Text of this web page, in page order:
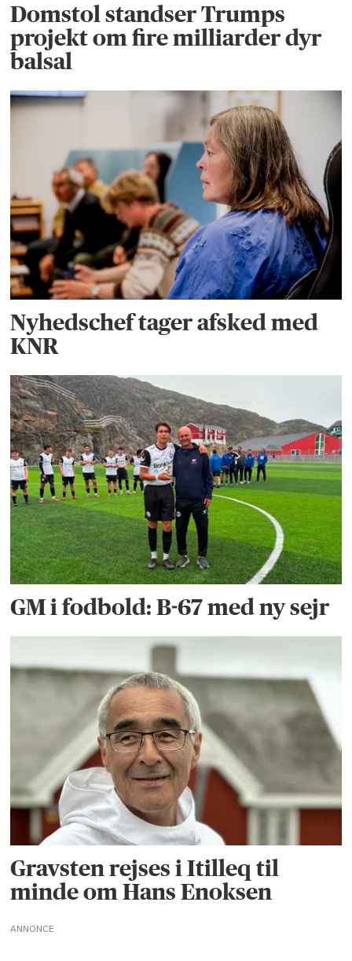
Domstol standser Trumps
projekt om fire milliarder dyr
balsal
Nyhedschef tager afsked med
KNR
GM i fodbold: B-67 med ny sejr
Gravsten rejses i Itilleq til
minde om Hans Enoksen
ANNONCE